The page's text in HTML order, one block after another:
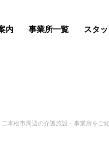
内 事業所一覧 スタ
二本松市周辺の介護施設・事業所をご